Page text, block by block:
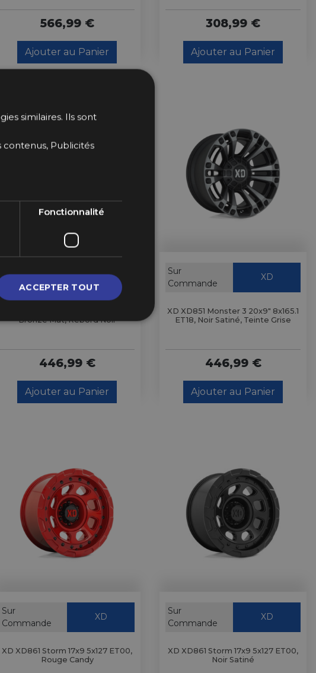
566,99 €
Ajouter au Panier
308,99 €
Ajouter au Panier
Commande
XD
Bronze Mat, Rebord Noir
446,99 €
Ajouter au Panier
Sur
Commande
XD
XD XD851 Monster 3 20x9" 8x165.1
ET18, Noir Satiné, Teinte Grise
446,99 €
Ajouter au Panier
Sur
Commande
XD
XD XD861 Storm 17x9 5x127 ET00,
Rouge Candy
Sur
Commande
XD
XD XD861 Storm 17x9 5x127 ET00,
Noir Satiné
similaires. Ils sont
contenus, Publicités
Fonctionnalité
ACCEPTER TOUT